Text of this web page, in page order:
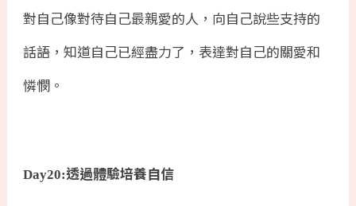
對自己像對待自己最親愛的人，向自己說些支持的
話語，知道自己已經盡力了，表達對自己的關愛和
憐憫。
Day20:透過體驗培養自信